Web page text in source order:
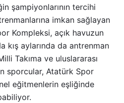
şampiyonlarının tercihi
imkan sağlayan
Kompleksi, açık havuzun
kış aylarında da antrenman
Takıma ve uluslararası
sporcular, Atatürk Spor
eğitmenlerin eşliğinde